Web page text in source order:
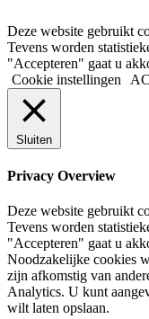
Deze website gebruikt
Tevens worden
"Accepteren" gaat u
Cookie instellingen
Sluiten
Privacy Overview
Deze website gebruikt
Tevens worden
"Accepteren" gaat u
Noodzakelijke cookies
zijn afkomstig van
Analytics. U kunt
wilt laten opslaan.